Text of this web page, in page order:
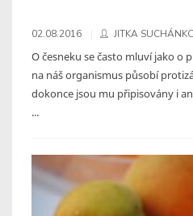
02.08.2016 JITKA
O česneku se často mluví jako
na náš organismus působí
dokonce jsou mu připisovány i
...